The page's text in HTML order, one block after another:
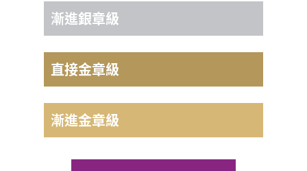
評核旅程3日2夜
漸進銀章級
評核旅程3日2夜
直接金章級
評核旅程4日3夜
漸進金章級
評核旅程4日3夜